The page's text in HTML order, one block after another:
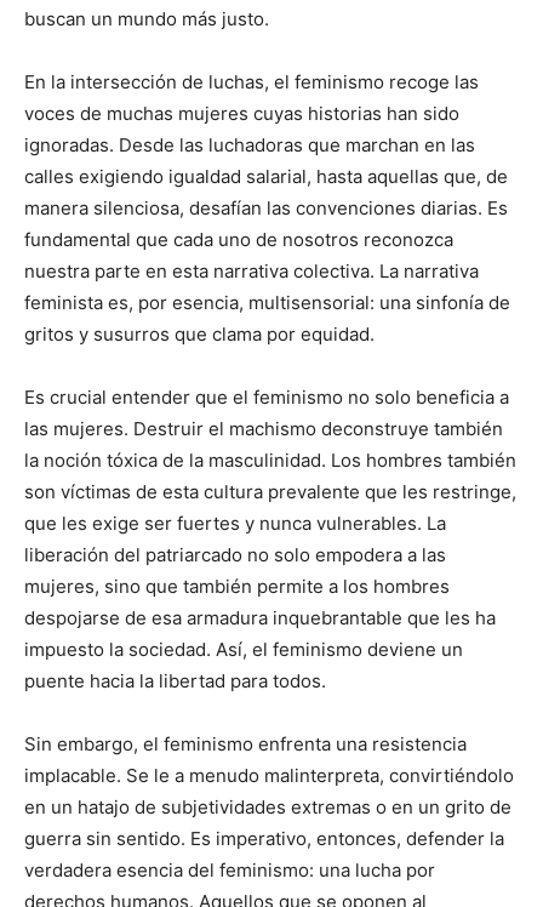
buscan un mundo más justo.
En la intersección de luchas, el feminismo recoge las
voces de muchas mujeres cuyas historias han sido
ignoradas. Desde las luchadoras que marchan en las
calles exigiendo igualdad salarial, hasta aquellas que, de
manera silenciosa, desafían las convenciones diarias. Es
fundamental que cada uno de nosotros reconozca
nuestra parte en esta narrativa colectiva. La narrativa
feminista es, por esencia, multisensorial: una sinfonía de
gritos y susurros que clama por equidad.
Es crucial entender que el feminismo no solo beneficia a
las mujeres. Destruir el machismo deconstruye también
la noción tóxica de la masculinidad. Los hombres también
son víctimas de esta cultura prevalente que les restringe,
que les exige ser fuertes y nunca vulnerables. La
liberación del patriarcado no solo empodera a las
mujeres, sino que también permite a los hombres
despojarse de esa armadura inquebrantable que les ha
impuesto la sociedad. Así, el feminismo deviene un
puente hacia la libertad para todos.
Sin embargo, el feminismo enfrenta una resistencia
implacable. Se le a menudo malinterpreta, convirtiéndolo
en un hatajo de subjetividades extremas o en un grito de
guerra sin sentido. Es imperativo, entonces, defender la
verdadera esencia del feminismo: una lucha por
derechos humanos. Aquellos que se oponen al